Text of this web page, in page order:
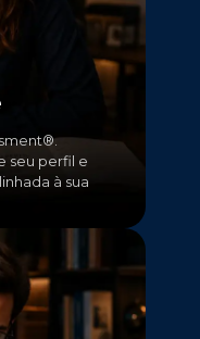
seu perfil e
à sua